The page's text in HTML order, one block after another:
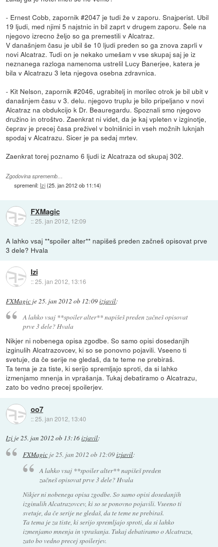
- Ernest Cobb, zapornik #2047 je tudi že v zaporu. Snajperist. Ubil
19 ljudi, med njimi 5 najstnic in bil zaprt v drugem zaporu. Šele na
njegovo izrecno željo so ga premestili v Alcatraz.
V današnjem času je ubil še 10 ljudi preden so ga znova zaprli v
novi Alcatraz. Tudi on je nekako umešam v vse skupaj saj je iz
neznanega razloga namenoma ustrelil Lucy Banerjee, katera je
bila v Alcatrazu 3 leta njegova osebna zdravnica.
- Kit Nelson, zapornik #2046, ugrabitelj in morilec otrok je bil ubit v
današnjem času v 3. delu. njegovo truplu je bilo pripeljano v novi
Alcatraz na obdukcijo k Dr. Beauregardu. Spoznali smo njegovo
družino in otroštvo. Zaenkrat ni videt, da je kaj vpleten v izginotje,
čeprav je precej časa preživel v bolnišnici in vseh možnih luknjah
spodaj v Alcatrazu. Sicer je pa sedaj mrtev.
Zaenkrat torej poznamo 6 ljudi iz Alcatraza od skupaj 302.
Zgodovina sprememb…
spremenil: Izi(25. jan 2012 ob 11:14)
FXMagic
::25. jan 2012, 12:09
A lahko vsaj **spoiler alter** napišeš preden začneš opisovat prve
3 dele? Hvala
Izi
::25. jan 2012, 13:16
FXMagic je25. jan 2012 ob 12:09izjavil:
A lahko vsaj **spoiler alter** napišeš preden začneš opisovat
prve 3 dele? Hvala
Nikjer ni nobenega opisa zgodbe. So samo opisi dosedanjih
izginulih Alcatrazovcev, ki so se ponovno pojavili. Vseeno ti
svetuje, da če serije ne gledaš, da te teme ne prebiraš.
Ta tema je za tiste, ki serijo spremljajo sproti, da si lahko
izmenjamo mnenja in vprašanja. Tukaj debatiramo o Alcatrazu,
zato bo vedno precej spoilerjev.
oo7
::25. jan 2012, 13:40
Izi je25. jan 2012 ob 13:16izjavil:
FXMagicje25. jan 2012 ob 12:09izjavil:
A lahko vsaj **spoiler alter** napišeš preden
začneš opisovat prve 3 dele? Hvala
Nikjer ni nobenega opisa zgodbe. So samo opisi dosedanjih
izginulih Alcatrazovcev, ki so se ponovno pojavili. Vseeno ti
svetuje, da če serije ne gledaš, da te teme ne prebiraš.
Ta tema je za tiste, ki serijo spremljajo sproti, da si lahko
izmenjamo mnenja in vprašanja. Tukaj debatiramo o Alcatrazu,
zato bo vedno precej spoilerjev.